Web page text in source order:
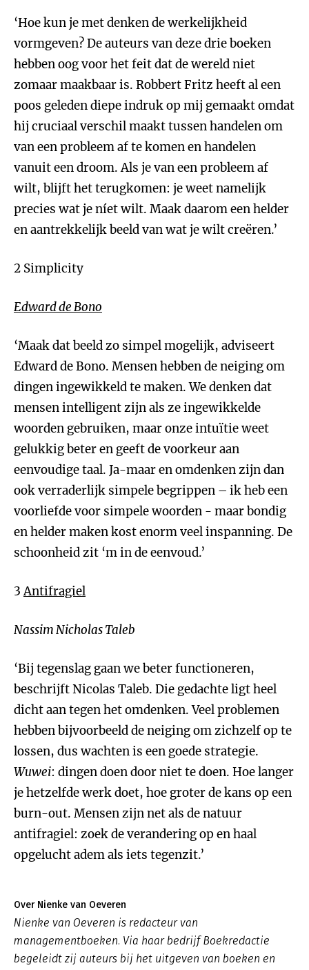
‘Hoe kun je met denken de werkelijkheid
vormgeven? De auteurs van deze drie boeken
hebben oog voor het feit dat de wereld niet
zomaar maakbaar is. Robbert Fritz heeft al een
poos geleden diepe indruk op mij gemaakt omdat
hij cruciaal verschil maakt tussen handelen om
van een probleem af te komen en handelen
vanuit een droom. Als je van een probleem af
wilt, blijft het terugkomen: je weet namelijk
precies wat je níet wilt. Maak daarom een helder
en aantrekkelijk beeld van wat je wilt creëren.’
2 Simplicity
Edward de Bono
‘Maak dat beeld zo simpel mogelijk, adviseert
Edward de Bono. Mensen hebben de neiging om
dingen ingewikkeld te maken. We denken dat
mensen intelligent zijn als ze ingewikkelde
woorden gebruiken, maar onze intuïtie weet
gelukkig beter en geeft de voorkeur aan
eenvoudige taal. Ja-maar en omdenken zijn dan
ook verraderlijk simpele begrippen – ik heb een
voorliefde voor simpele woorden - maar bondig
en helder maken kost enorm veel inspanning. De
schoonheid zit ‘m in de eenvoud.’
3Antifragiel
Nassim Nicholas Taleb
‘Bij tegenslag gaan we beter functioneren,
beschrijft Nicolas Taleb. Die gedachte ligt heel
dicht aan tegen het omdenken. Veel problemen
hebben bijvoorbeeld de neiging om zichzelf op te
lossen, dus wachten is een goede strategie.
Wuwei: dingen doen door niet te doen. Hoe langer
je hetzelfde werk doet, hoe groter de kans op een
burn-out. Mensen zijn net als de natuur
antifragiel: zoek de verandering op en haal
opgelucht adem als iets tegenzit.’
Over Nienke van Oeveren
Nienke van Oeveren is redacteur van
managementboeken. Via haar bedrijf Boekredactie
begeleidt zij auteurs bij het uitgeven van boeken en